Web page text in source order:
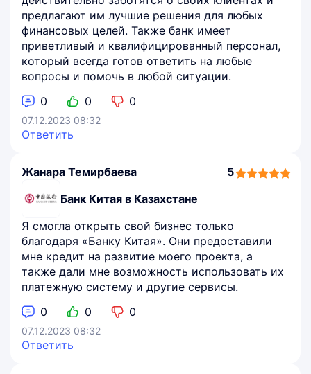
предлагают им лучшие решения для любых
финансовых целей. Также банк имеет
приветливый и квалифицированный персонал,
который всегда готов ответить на любые
вопросы и помочь в любой ситуации.
0
0 0
07.12.2023 08:32
Ответить
Жанара Темирбаева
Банк Китая в Казахстане
5
5,0
Я смогла открыть свой бизнес только
благодаря «Банку Китая». Они предоставили
мне кредит на развитие моего проекта, а
также дали мне возможность использовать их
платежную систему и другие сервисы.
0
0 0
07.12.2023 08:32
Ответить